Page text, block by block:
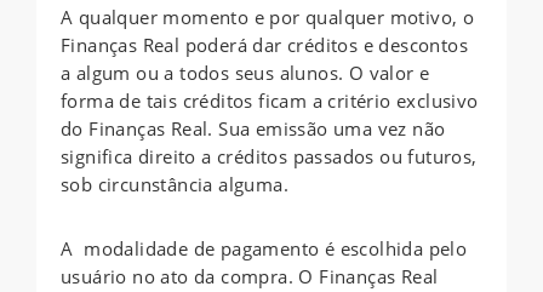
A qualquer momento e por qualquer motivo, o
Finanças Real poderá dar créditos e descontos
a algum ou a todos seus alunos. O valor e
forma de tais créditos ficam a critério exclusivo
do Finanças Real. Sua emissão uma vez não
significa direito a créditos passados ou futuros,
sob circunstância alguma.
A modalidade de pagamento é escolhida pelo
usuário no ato da compra. O Finanças Real